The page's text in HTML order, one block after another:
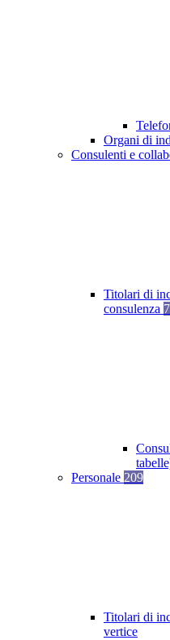
Organi di
Consulenti e
Titolari di
consulenza
Personale 209
Titolari di
vertice